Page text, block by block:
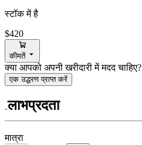
स्टॉक में है
$420
कीमतें
क्या आपको अपनी खरीदारी में मदद चाहिए?
एक उद्धरण प्राप्त करें
लाभप्रदता
मात्रा